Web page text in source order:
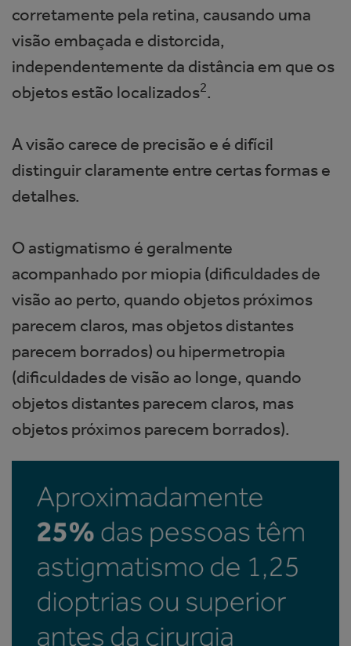
corretamente pela retina, causando uma
visão embaçada e distorcida,
independentemente da distância em que os
objetos estão localizados2.
A visão carece de precisão e é difícil
distinguir claramente entre certas formas e
detalhes.
O astigmatismo é geralmente
acompanhado por miopia (dificuldades de
visão ao perto, quando objetos próximos
parecem claros, mas objetos distantes
parecem borrados) ou hipermetropia
(dificuldades de visão ao longe, quando
objetos distantes parecem claros, mas
objetos próximos parecem borrados).